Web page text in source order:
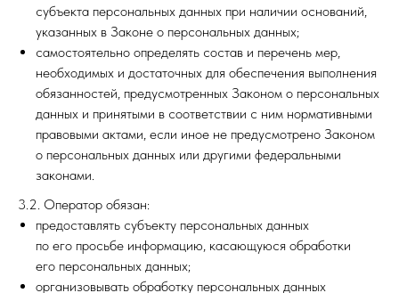
субъекта персональных данных при наличии оснований,
указанных в Законе о персональных данных;
самостоятельно определять состав и перечень мер,
необходимых и достаточных для обеспечения выполнения
обязанностей, предусмотренных Законом о персональных
данных и принятыми в соответствии с ним нормативными
правовыми актами, если иное не предусмотрено Законом
о персональных данных или другими федеральными
законами.
3.2. Оператор обязан:
предоставлять субъекту персональных данных
по его просьбе информацию, касающуюся обработки
его персональных данных;
организовывать обработку персональных данных